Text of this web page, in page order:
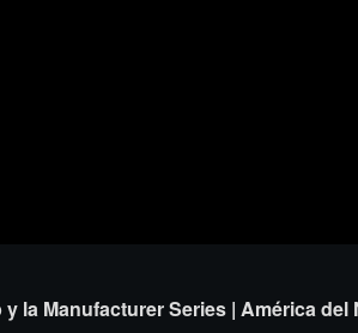
la Manufacturer Series | América del